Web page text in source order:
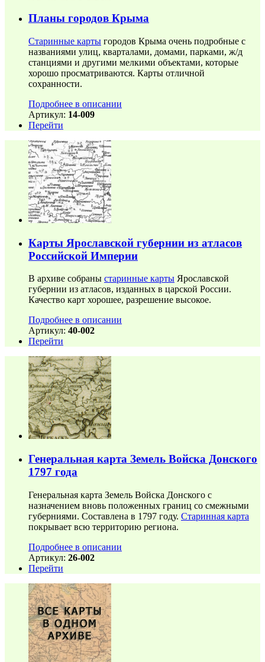
Планы городов Крыма
Старинные карты городов Крыма очень подробные с
названиями улиц, кварталами, домами, парками, ж/д
станциями и другими мелкими объектами, которые
хорошо просматриваются. Карты отличной
сохранности.
Подробнее в описании
Артикул: 14-009
Перейти
Карты Ярославской губернии из атласов
Российской Империи
В архиве собраны старинные карты Ярославской
губернии из атласов, изданных в царской России.
Качество карт хорошее, разрешение высокое.
Подробнее в описании
Артикул: 40-002
Перейти
Генеральная карта Земель Войска Донского
1797 года
Генеральная карта Земель Войска Донского с
назначением вновь положенных границ со смежными
губерниями. Составлена в 1797 году. Старинная карта
покрывает всю территорию региона.
Подробнее в описании
Артикул: 26-002
Перейти